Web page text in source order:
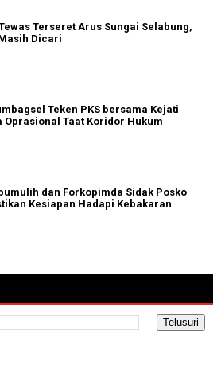
Terseret Arus Sungai Selabung,
Dicari
Teken PKS bersama Kejati
Oprasional Taat Koridor Hukum
dan Forkopimda Sidak Posko
Kesiapan Hadapi Kebakaran